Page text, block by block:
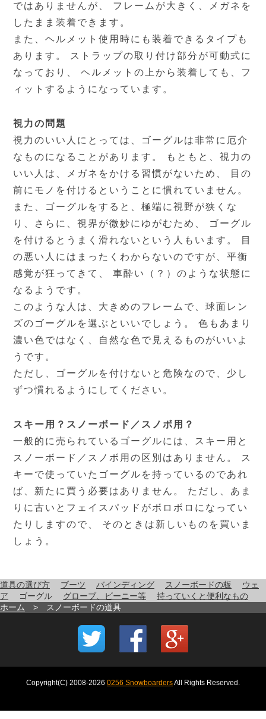
ではありませんが、 フレームが大きく、メガネを
したまま装着できます。
また、ヘルメット使用時にも装着できるタイプも
あります。 ストラップの取り付け部分が可動式に
なっており、 ヘルメットの上から装着しても、フ
ィットするようになっています。
視力の問題
視力のいい人にとっては、ゴーグルは非常に厄介
なものになることがあります。 もともと、視力の
いい人は、メガネをかける習慣がないため、 目の
前にモノを付けるということに慣れていません。
また、ゴーグルをすると、極端に視野が狭くな
り、さらに、視界が微妙にゆがむため、 ゴーグル
を付けるとうまく滑れないという人もいます。 目
の悪い人にはまったくわからないのですが、平衡
感覚が狂ってきて、 車酔い（？）のような状態に
なるようです。
このような人は、大きめのフレームで、球面レン
ズのゴーグルを選ぶといいでしょう。 色もあまり
濃い色ではなく、自然な色で見えるものがいいよ
うです。
ただし、ゴーグルを付けないと危険なので、少し
ずつ慣れるようにしてください。
スキー用？スノーボード／スノボ用？
一般的に売られているゴーグルには、スキー用と
スノーボード／スノボ用の区別はありません。 ス
キーで使っていたゴーグルを持っているのであれ
ば、新たに買う必要はありません。 ただし、あま
りに古いとフェイスパッドがボロボロになってい
たりしますので、 そのときは新しいものを買いま
しょう。
道具の選び方 ブーツ バインディング スノーボードの板
ウェ
ア ゴーグル グローブ、ビーニー等
持っていくと便利なもの
ホーム > スノーボードの道具
Copyright(C) 2008-2026 0256 SnowboardersAll Rights Reserved.